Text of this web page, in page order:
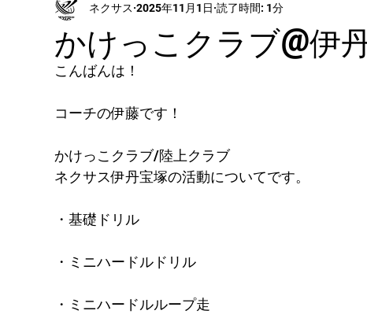
かけっこクラブ@伊
ネクサス 2025年11月1日 読了時間: 1分
こんばんは！
コーチの伊藤です！
かけっこクラブ/陸上クラブ
ネクサス伊丹宝塚の活動についてです。
・基礎ドリル
・ミニハードルドリル
・ミニハードルループ走